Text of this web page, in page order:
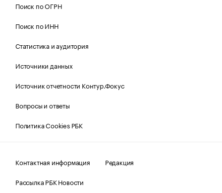
Поиск по ОГРН
Поиск по ИНН
Статистика и аудитория
Источники данных
Источник отчетности Контур.Фокус
Вопросы и ответы
Политика Cookies РБК
Контактная информация
Редакция
Рассылка РБК Новости